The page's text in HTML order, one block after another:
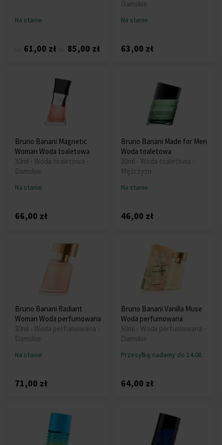
Na stanie
61,00 zł 85,00 zł
Damskie
Na stanie
63,00 zł
Bruno Banani Magnetic
Woman Woda toaletowa
30ml - Woda toaletowa -
Damskie
Na stanie
66,00 zł
Bruno Banani Made for Men
Woda toaletowa
30ml - Woda toaletowa -
Mężczyzn
Na stanie
46,00 zł
Bruno Banani Radiant
Woman Woda perfumowana
30ml - Woda perfumowana -
Damskie
Na stanie
71,00 zł
Bruno Banani Vanilla Muse
Woda perfumowana
50ml - Woda perfumowana -
Damskie
Przesyłkę nadamy do 14.08.
64,00 zł